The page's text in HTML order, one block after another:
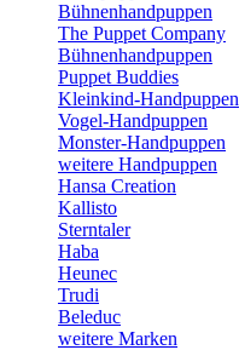
Bühnenhandpuppen
The Puppet Company
Bühnenhandpuppen
Puppet Buddies
Kleinkind-Handpuppen
Vogel-Handpuppen
Monster-Handpuppen
weitere Handpuppen
Hansa Creation
Kallisto
Sterntaler
Haba
Heunec
Trudi
Beleduc
weitere Marken